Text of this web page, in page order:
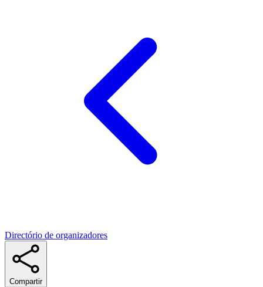
Directório de organizadores
Compartir